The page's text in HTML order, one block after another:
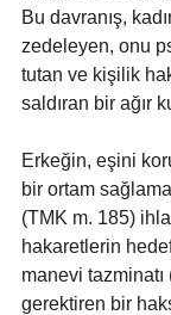
Bu davranış,
zedeleyen, onu
tutan ve kişilik
saldıran bir ağır
Erkeğin, eşini
bir ortam
(TMK m. 185)
hakaretlerin
manevi
gerektiren bir